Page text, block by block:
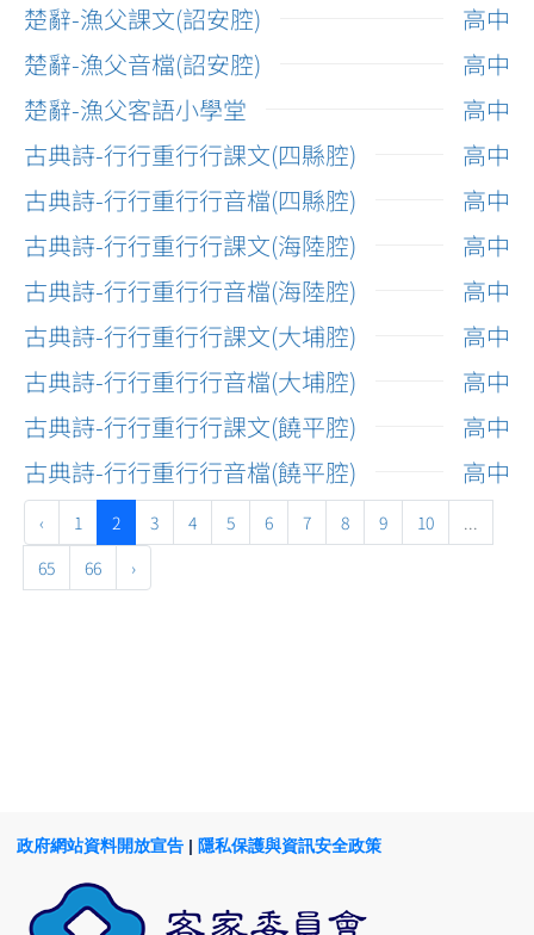
楚辭-漁父課文(詔安腔)
高中
楚辭-漁父音檔(詔安腔)
高中
楚辭-漁父客語小學堂
高中
古典詩-行行重行行課文(四縣腔)
高中
古典詩-行行重行行音檔(四縣腔)
高中
古典詩-行行重行行課文(海陸腔)
高中
古典詩-行行重行行音檔(海陸腔)
高中
古典詩-行行重行行課文(大埔腔)
高中
古典詩-行行重行行音檔(大埔腔)
高中
古典詩-行行重行行課文(饒平腔)
高中
古典詩-行行重行行音檔(饒平腔)
高中
‹ 1 2 3 4 5 6 7 8 9 10
...
65
66 ›
政府網站資料開放宣告 | 隱私保護與資訊安全政策